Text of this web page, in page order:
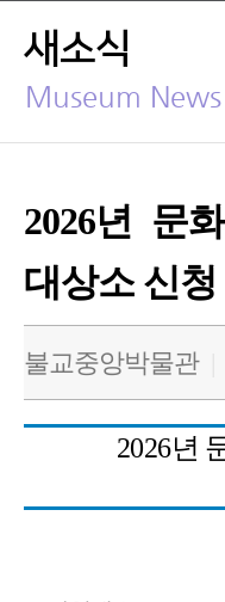
새소식
Museum News
2026년 문
대상소 신청
불교중앙박물관
2026년